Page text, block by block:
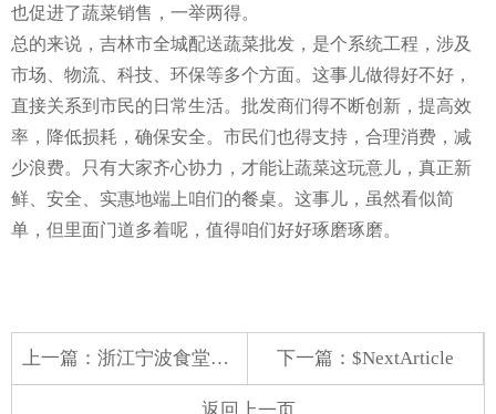
也促进了蔬菜销售，一举两得。
总的来说，吉林市全城配送蔬菜批发，是个系统工程，涉及
市场、物流、科技、环保等多个方面。这事儿做得好不好，
直接关系到市民的日常生活。批发商们得不断创新，提高效
率，降低损耗，确保安全。市民们也得支持，合理消费，减
少浪费。只有大家齐心协力，才能让蔬菜这玩意儿，真正新
鲜、安全、实惠地端上咱们的餐桌。这事儿，虽然看似简
单，但里面门道多着呢，值得咱们好好琢磨琢磨。
上一篇： 浙江宁波食堂蔬菜配送员 下一篇：$NextArticle